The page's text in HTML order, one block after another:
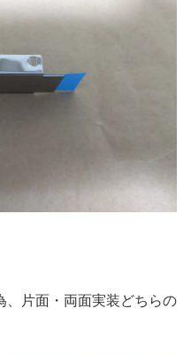
、片面・両面実装どちらの